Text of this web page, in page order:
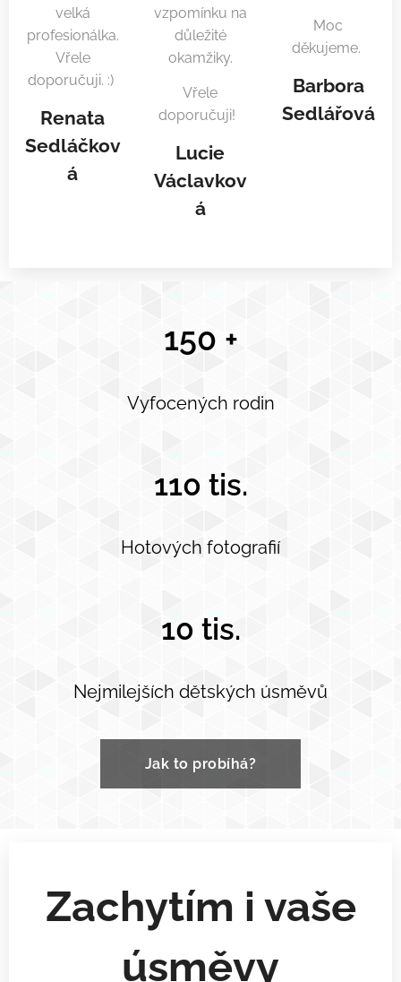
velká
profesionálka.
Vřele
doporučuji. :)
Renata
Sedláčkov
á
vzpomínku na
důležité
okamžiky.
Vřele
doporučuji!
Lucie
Václavkov
á
Moc
děkujeme.
Barbora
Sedlářová
150 +
Vyfocených rodin
110 tis.
Hotových fotografií
10 tis.
Nejmilejších dětských úsměvů
Jak to probíhá?
Zachytím i vaše
úsměvy